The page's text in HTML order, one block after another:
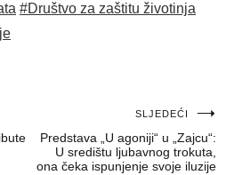
#Društvo za zaštitu životinja
SLJEDEĆI
Predstava „U agoniji“ u „Zajcu“:
U središtu ljubavnog trokuta,
ona čeka ispunjenje svoje iluzije